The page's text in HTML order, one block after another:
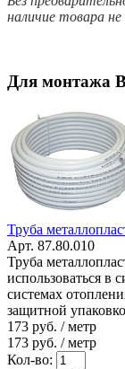
наличие товара
Для монтажа
Труба
Арт. 87.80.010
Труба
использоваться в
системах
защитной
173 руб. / метр
173 руб. / метр
Кол-во: